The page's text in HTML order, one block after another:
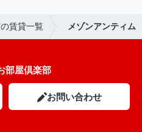
賃貸一覧 メゾンアンティム
部屋倶楽部
お問い合わせ